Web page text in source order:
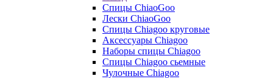
Спицы ChiaoGoo
Лески ChiaoGoo
Cпицы Сhiagoo круговые
Аксессуары Chiagoo
Наборы спицы Chiagoo
Спицы Chiagoo сьемные
Чулочные Chiagoo